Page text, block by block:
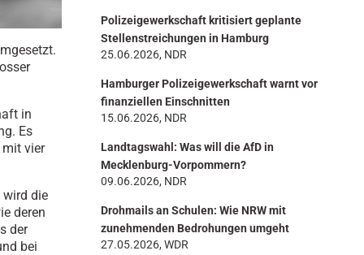
in
Es
mit vier
wird die
deren
der
bei
Polizeigewerkschaft kritisiert geplante
Stellenstreichungen in Hamburg
25.06.2026, NDR
Hamburger Polizeigewerkschaft warnt vor
finanziellen Einschnitten
15.06.2026, NDR
Landtagswahl: Was will die AfD in
Mecklenburg-Vorpommern?
09.06.2026, NDR
Drohmails an Schulen: Wie NRW mit
zunehmenden Bedrohungen umgeht
27.05.2026, WDR